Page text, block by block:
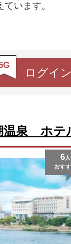
います。
ログイ
温泉 ホテ
6人
おすす